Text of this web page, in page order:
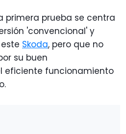
primera prueba se centra
'convencional' y
Skoda, pero que no
su buen
eficiente funcionamiento